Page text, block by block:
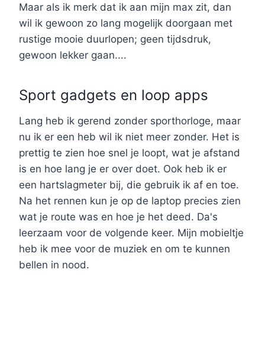
Maar als ik merk dat ik aan mijn max zit, dan
wil ik gewoon zo lang mogelijk doorgaan met
rustige mooie duurlopen; geen tijdsdruk,
gewoon lekker gaan....
Sport gadgets en loop apps
Lang heb ik gerend zonder sporthorloge, maar
nu ik er een heb wil ik niet meer zonder. Het is
prettig te zien hoe snel je loopt, wat je afstand
is en hoe lang je er over doet. Ook heb ik er
een hartslagmeter bij, die gebruik ik af en toe.
Na het rennen kun je op de laptop precies zien
wat je route was en hoe je het deed. Da's
leerzaam voor de volgende keer. Mijn mobieltje
heb ik mee voor de muziek en om te kunnen
bellen in nood.